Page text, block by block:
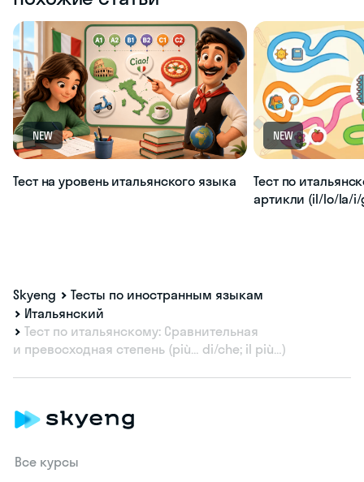
NEW
Тест на уровень итальянского языка
NEW
Тест по
артикли (il/lo/la/
Skyeng
Тесты по иностранным языкам
Итальянский
Тест по итальянскому: Сравнительная
и превосходная степень (più… di/che; il più…)
Все курсы